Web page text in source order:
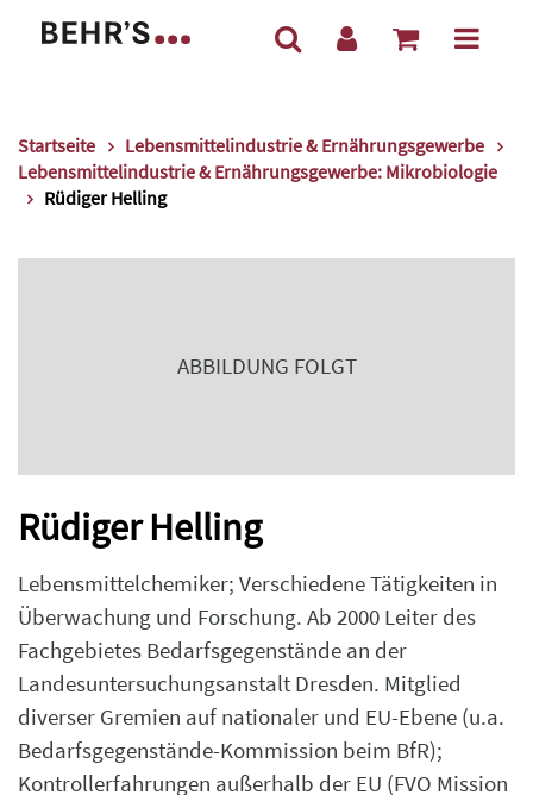
Startseite
Lebensmittelindustrie & Ernährungsgewerbe
Lebensmittelindustrie & Ernährungsgewerbe: Mikrobiologie
Rüdiger Helling
ABBILDUNG FOLGT
Rüdiger Helling
Lebensmittelchemiker; Verschiedene Tätigkeiten in
Überwachung und Forschung. Ab 2000 Leiter des
Fachgebietes Bedarfsgegenstände an der
Landesuntersuchungsanstalt Dresden. Mitglied
diverser Gremien auf nationaler und EU-Ebene (u.a.
Bedarfsgegenstände-Kommission beim BfR);
Kontrollerfahrungen außerhalb der EU (FVO Mission